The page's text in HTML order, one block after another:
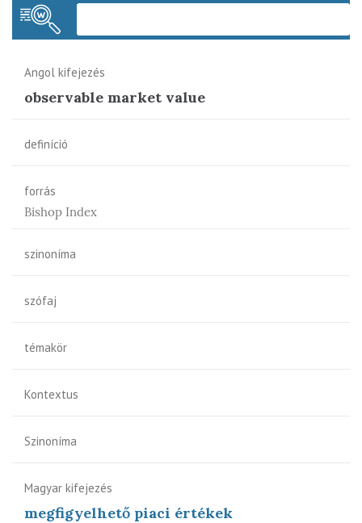
Angol kifejezés
observable market value
definíció
forrás
Bishop Index
szinoníma
szófaj
témakör
Kontextus
Szinoníma
Magyar kifejezés
megfigyelhető piaci értékek